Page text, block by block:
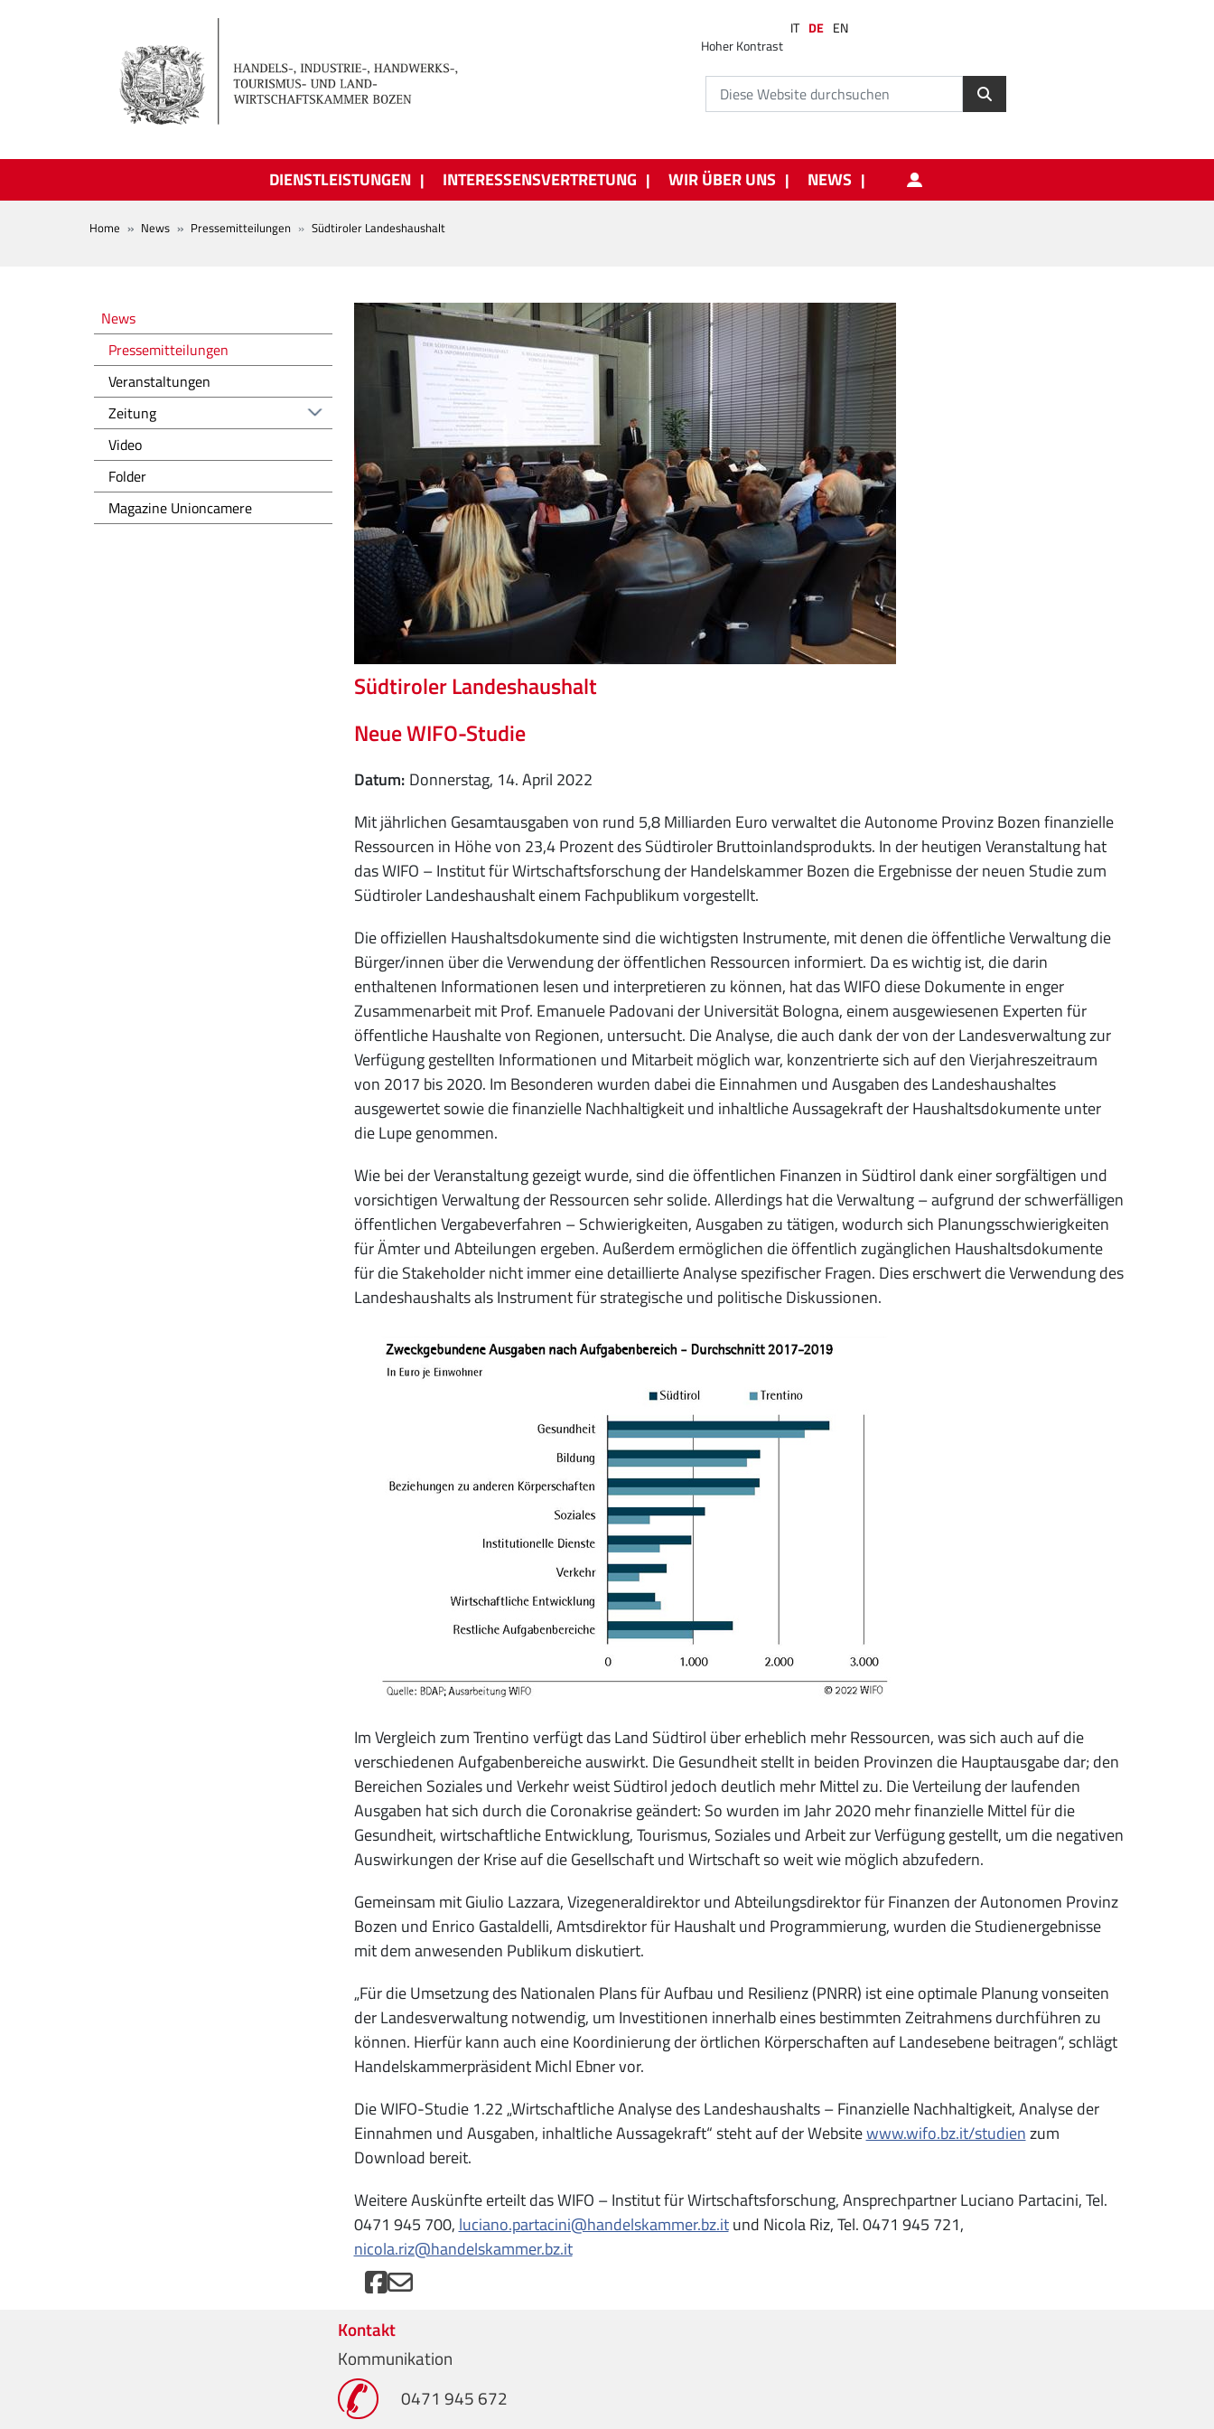
Hoher Kontrast
IT DE EN
DIENSTLEISTUNGEN INTERESSENSVERTRETUNG WIR ÜBER UNS NEWS
BREADCRUMB
Home News Pressemitteilungen Südtiroler Landeshaushalt
Südtiroler Landeshaushalt
Neue WIFO-Studie
Datum Donnerstag, 14. April 2022
Mit jährlichen Gesamtausgaben von rund 5,8 Milliarden Euro verwaltet die Autonome Provinz Bozen finanzielle
Ressourcen in Höhe von 23,4 Prozent des Südtiroler Bruttoinlandsprodukts. In der heutigen Veranstaltung hat
das WIFO – Institut für Wirtschaftsforschung der Handelskammer Bozen die Ergebnisse der neuen Studie zum
Südtiroler Landeshaushalt einem Fachpublikum vorgestellt.
Die offiziellen Haushaltsdokumente sind die wichtigsten Instrumente, mit denen die öffentliche Verwaltung die
Bürger/innen über die Verwendung der öffentlichen Ressourcen informiert. Da es wichtig ist, die darin
enthaltenen Informationen lesen und interpretieren zu können, hat das WIFO diese Dokumente in enger
Zusammenarbeit mit Prof. Emanuele Padovani der Universität Bologna, einem ausgewiesenen Experten für
öffentliche Haushalte von Regionen, untersucht. Die Analyse, die auch dank der von der Landesverwaltung zur
Verfügung gestellten Informationen und Mitarbeit möglich war, konzentrierte sich auf den Vierjahreszeitraum
von 2017 bis 2020. Im Besonderen wurden dabei die Einnahmen und Ausgaben des Landeshaushaltes
ausgewertet sowie die finanzielle Nachhaltigkeit und inhaltliche Aussagekraft der Haushaltsdokumente unter
die Lupe genommen.
Wie bei der Veranstaltung gezeigt wurde, sind die öffentlichen Finanzen in Südtirol dank einer sorgfältigen und
vorsichtigen Verwaltung der Ressourcen sehr solide. Allerdings hat die Verwaltung – aufgrund der schwerfälligen
öffentlichen Vergabeverfahren – Schwierigkeiten, Ausgaben zu tätigen, wodurch sich Planungsschwierigkeiten
für Ämter und Abteilungen ergeben. Außerdem ermöglichen die öffentlich zugänglichen Haushaltsdokumente
für die Stakeholder nicht immer eine detaillierte Analyse spezifischer Fragen. Dies erschwert die Verwendung des
Landeshaushalts als Instrument für strategische und politische Diskussionen.
Im Vergleich zum Trentino verfügt das Land Südtirol über erheblich mehr Ressourcen, was sich auch auf die
verschiedenen Aufgabenbereiche auswirkt. Die Gesundheit stellt in beiden Provinzen die Hauptausgabe dar; den
Bereichen Soziales und Verkehr weist Südtirol jedoch deutlich mehr Mittel zu. Die Verteilung der laufenden
Ausgaben hat sich durch die Coronakrise geändert: So wurden im Jahr 2020 mehr finanzielle Mittel für die
Gesundheit, wirtschaftliche Entwicklung, Tourismus, Soziales und Arbeit zur Verfügung gestellt, um die negativen
Auswirkungen der Krise auf die Gesellschaft und Wirtschaft so weit wie möglich abzufedern.
Gemeinsam mit Giulio Lazzara, Vizegeneraldirektor und Abteilungsdirektor für Finanzen der Autonomen Provinz
Bozen und Enrico Gastaldelli, Amtsdirektor für Haushalt und Programmierung, wurden die Studienergebnisse
mit dem anwesenden Publikum diskutiert.
„Für die Umsetzung des Nationalen Plans für Aufbau und Resilienz (PNRR) ist eine optimale Planung vonseiten
der Landesverwaltung notwendig, um Investitionen innerhalb eines bestimmten Zeitrahmens durchführen zu
können. Hierfür kann auch eine Koordinierung der örtlichen Körperschaften auf Landesebene beitragen“, schlägt
Handelskammerpräsident Michl Ebner vor.
Die WIFO-Studie 1.22 „Wirtschaftliche Analyse des Landeshaushalts – Finanzielle Nachhaltigkeit, Analyse der
Einnahmen und Ausgaben, inhaltliche Aussagekraft“ steht auf der Websitewww.wifo.bz.it/studienzum
Download bereit.
Weitere Auskünfte erteilt das WIFO – Institut für Wirtschaftsforschung, Ansprechpartner Luciano Partacini, Tel.
0471 945 700, luciano.partacini@handelskammer.bz.itund Nicola Riz, Tel. 0471 945 721,
nicola.riz@handelskammer.bz.it
Novità
News
Pressemitteilungen
Veranstaltungen
Zeitung
Video
Folder
Magazine Unioncamere
Kontakt
Kommunikation
0471 945 672